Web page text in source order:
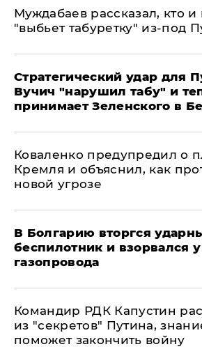
Муждабаев рассказал, кто и
"выбьет табуретку" из-под
Стратегический удар для
Вучич "нарушил табу" и
принимает Зеленского в
Коваленко предупредил о
Кремля и объяснил, как
новой угрозе
В Болгарию вторгся
беспилотник и взорвался
газопровода
Командир РДК Капустин
из "секретов" Путина,
поможет закончить войну